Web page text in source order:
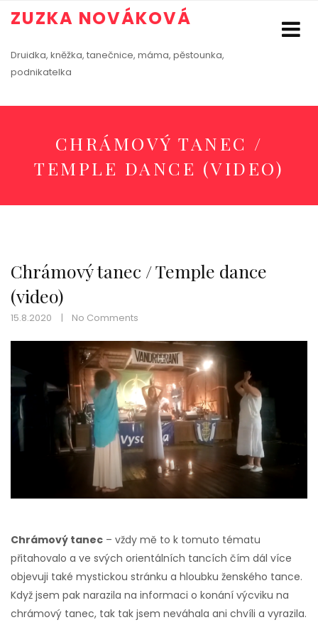
ZUZKA NOVÁKOVÁ
Druidka, kněžka, tanečnice, máma, pěstounka,
podnikatelka
CHRÁMOVÝ TANEC /
TEMPLE DANCE (VIDEO)
Chrámový tanec / Temple dance
(video)
15.8.2020 No Comments
Chrámový tanec – vždy mě to k tomuto tématu
přitahovalo a ve svých orientálních tancích čím dál více
objevuji také mystickou stránku a hloubku ženského tance.
Když jsem pak narazila na informaci o konání výcviku na
chrámový tanec, tak tak jsem neváhala ani chvíli a vyrazila.